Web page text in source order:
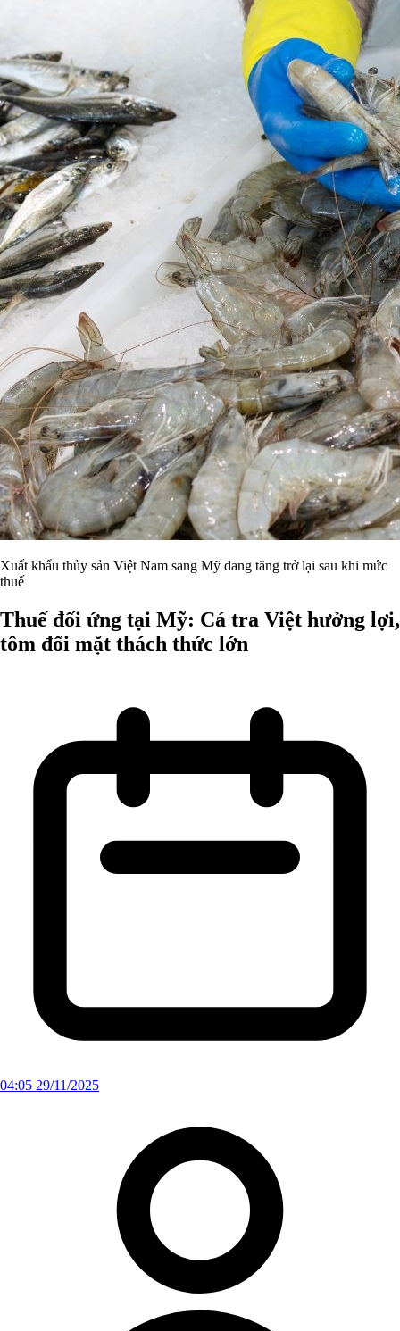
Xuất khẩu thủy sản Việt Nam sang Mỹ đang tăng trở lại sau khi mức
thuế
Thuế đối ứng tại Mỹ: Cá tra Việt hưởng lợi,
tôm đối mặt thách thức lớn
04:05 29/11/2025